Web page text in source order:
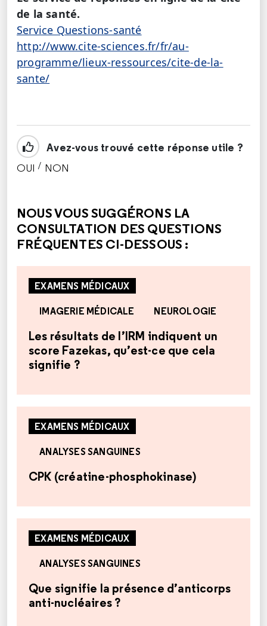
de la santé.
Service Questions-santé
http://www.cite-sciences.fr/fr/au-
programme/lieux-ressources/cite-de-la-
sante/
Avez-vous trouvé cette réponse utile ?
OUI / NON
NOUS VOUS SUGGÉRONS LA
CONSULTATION DES QUESTIONS
FRÉQUENTES CI-DESSOUS :
EXAMENS MÉDICAUX
IMAGERIE MÉDICALE NEUROLOGIE
Les résultats de l’IRM indiquent un
score Fazekas, qu’est-ce que cela
signifie ?
EXAMENS MÉDICAUX
ANALYSES SANGUINES
CPK (créatine-phosphokinase)
EXAMENS MÉDICAUX
ANALYSES SANGUINES
Que signifie la présence d’anticorps
anti-nucléaires ?